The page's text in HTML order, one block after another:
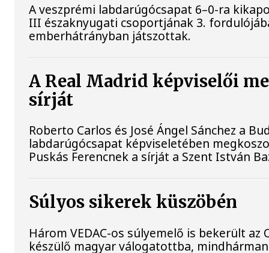
A veszprémi labdarúgócsapat 6–0-ra
III északnyugati csoportjának 3.
emberhátrányban játszottak.
A Real Madrid képviselői
sírját
Roberto Carlos és José Ángel Sánchez a
labdarúgócsapat képviseletében
Puskás Ferencnek a sírját a Szent István
Súlyos sikerek küszöbén
Három VEDAC-os súlyemelő is bekerült az
készülő magyar válogatottba,